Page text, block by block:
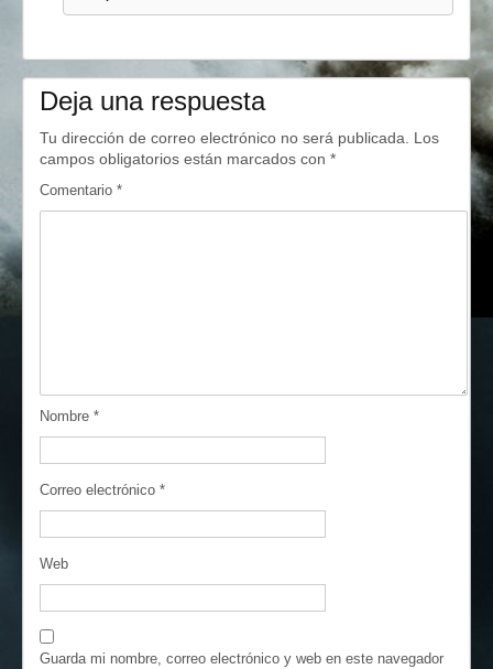
Deja una respuesta
Tu dirección de correo electrónico no será publicada. Los
campos obligatorios están marcados con *
Comentario *
Nombre *
Correo electrónico *
Web
Guarda mi nombre, correo electrónico y web en este navegador